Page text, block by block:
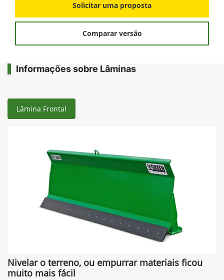
Solicitar uma proposta
Comparar versão
Informações sobre Lâminas
Lâmina Frontal
Nivelar o terreno, ou empurrar materiais ficou
muito mais fácil